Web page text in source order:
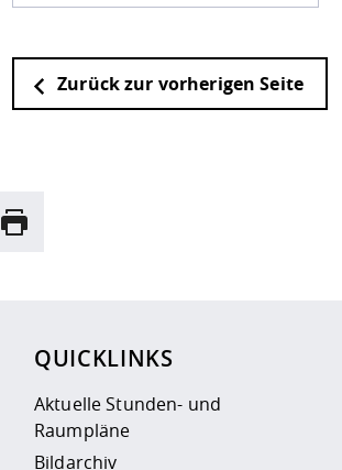
Zurück zur vorherigen Seite
Drucken
QUICKLINKS
Aktuelle Stunden- und
Raumpläne
Bildarchiv